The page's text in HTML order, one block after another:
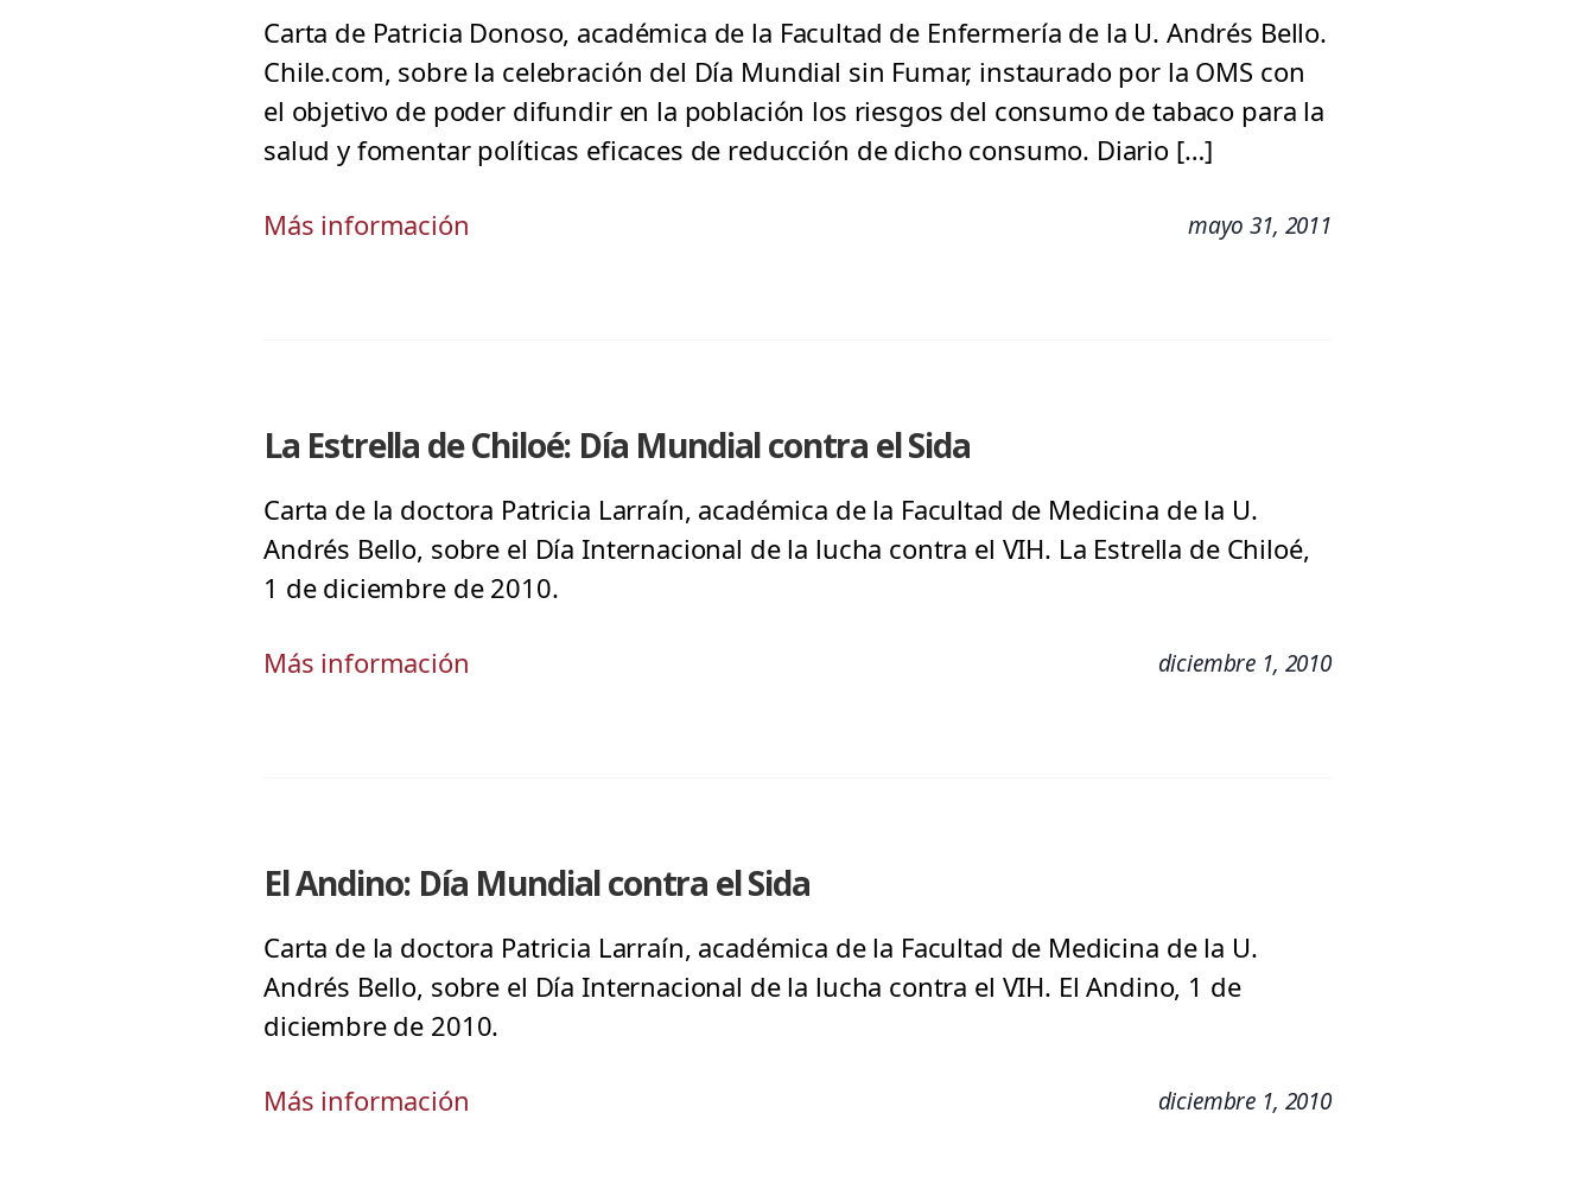
Carta de Patricia Donoso, académica de la Facultad de Enfermería de la U. Andrés Bello.
Chile.com, sobre la celebración del Día Mundial sin Fumar, instaurado por la OMS con
el objetivo de poder difundir en la población los riesgos del consumo de tabaco para la
salud y fomentar políticas eficaces de reducción de dicho consumo. Diario […]
Más información mayo 31, 2011
La Estrella de Chiloé: Día Mundial contra el Sida
Carta de la doctora Patricia Larraín, académica de la Facultad de Medicina de la U.
Andrés Bello, sobre el Día Internacional de la lucha contra el VIH. La Estrella de Chiloé,
1 de diciembre de 2010.
Más información diciembre 1, 2010
El Andino: Día Mundial contra el Sida
Carta de la doctora Patricia Larraín, académica de la Facultad de Medicina de la U.
Andrés Bello, sobre el Día Internacional de la lucha contra el VIH. El Andino, 1 de
diciembre de 2010.
Más información diciembre 1, 2010